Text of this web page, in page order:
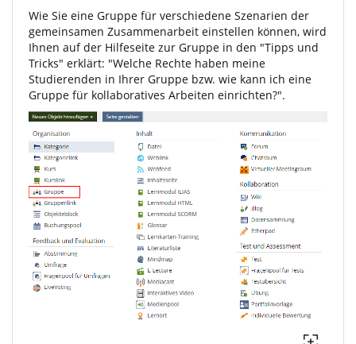
Wie Sie eine Gruppe für verschiedene Szenarien der
gemeinsamen Zusammenarbeit einstellen können, wird
Ihnen auf der Hilfeseite zur Gruppe in den "Tipps und
Tricks" erklärt: "Welche Rechte haben meine
Studierenden in Ihrer Gruppe bzw. wie kann ich eine
Gruppe für kollaboratives Arbeiten einrichten?".